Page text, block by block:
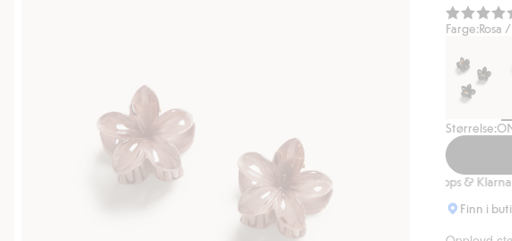
Farge:Rosa
Størrelse:
Gratis fraktalternativer Enkel betaling med Vipps & Klarna
Finn i